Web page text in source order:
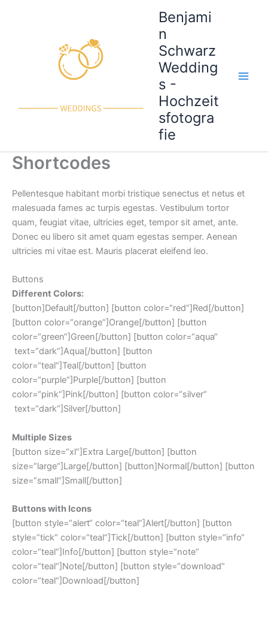
Benjami
n
Schwarz
Wedding
s -
Hochzeit
sfotogra
fie
Shortcodes
Pellentesque habitant morbi tristique senectus et netus et
malesuada fames ac turpis egestas. Vestibulum tortor
quam, feugiat vitae, ultricies eget, tempor sit amet, ante.
Donec eu libero sit amet quam egestas semper. Aenean
ultricies mi vitae est. Mauris placerat eleifend leo.
Buttons
Different Colors:
[button]Default[/button] [button color=“red“]Red[/button]
[button color=“orange“]Orange[/button] [button
color=“green“]Green[/button] [button color=“aqua“
text=“dark“]Aqua[/button] [button
color=“teal“]Teal[/button] [button
color=“purple“]Purple[/button] [button
color=“pink“]Pink[/button] [button color=“silver“
text=“dark“]Silver[/button]
Multiple Sizes
[button size=“xl“]Extra Large[/button] [button
size=“large“]Large[/button] [button]Normal[/button] [button
size=“small“]Small[/button]
Buttons with Icons
[button style=“alert“ color=“teal“]Alert[/button] [button
style=“tick“ color=“teal“]Tick[/button] [button style=“info“
color=“teal“]Info[/button] [button style=“note“
color=“teal“]Note[/button] [button style=“download“
color=“teal“]Download[/button]